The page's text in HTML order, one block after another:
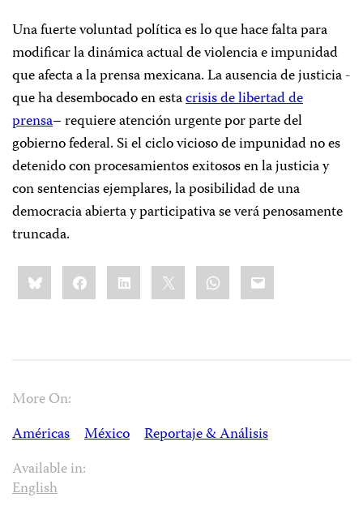
Una fuerte voluntad política es lo que hace falta para
modificar la dinámica actual de violencia e impunidad
que afecta a la prensa mexicana. La ausencia de justicia -
que ha desembocado en estacrisis de libertad de
prensa– requiere atención urgente por parte del
gobierno federal. Si el ciclo vicioso de impunidad no es
detenido con procesamientos exitosos en la justicia y
con sentencias ejemplares, la posibilidad de una
democracia abierta y participativa se verá penosamente
truncada.
Share
this:BlueskyFacebookLinkedIn WhatsApp
Email
More On:
Américas
México
Reportaje & Análisis
Available in:
English